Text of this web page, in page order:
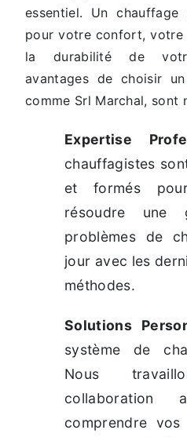
essentiel. Un
pour votre confort, votre
la durabilité de
avantages de choisir
comme Srl Marchal, sont
Expertise
chauffagistes
et formés
résoudre une
problèmes de
jour avec les
méthodes.
Solutions
système de
Nous
comprendre vos